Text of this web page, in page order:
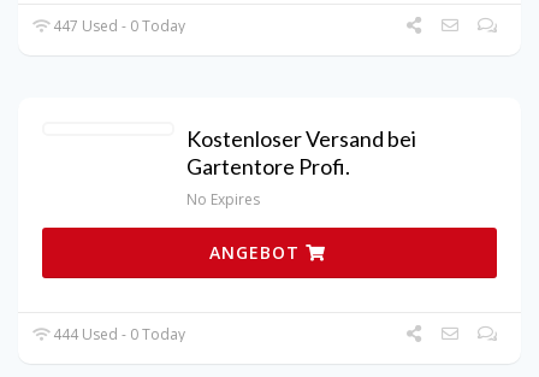
447 Used - 0 Today
Kostenloser Versand bei
Gartentore Profi.
No Expires
ANGEBOT
444 Used - 0 Today